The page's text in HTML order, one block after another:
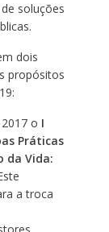
soluções
dois
propósitos
o I
Práticas
da Vida:
a troca